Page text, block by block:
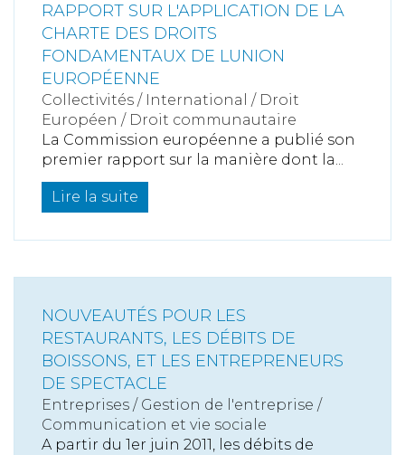
RAPPORT SUR L'APPLICATION DE LA
CHARTE DES DROITS
FONDAMENTAUX DE LUNION
EUROPÉENNE
Collectivités / International / Droit
Européen / Droit communautaire
La Commission européenne a publié son
premier rapport sur la manière dont la...
Lire la suite
NOUVEAUTÉS POUR LES
RESTAURANTS, LES DÉBITS DE
BOISSONS, ET LES ENTREPRENEURS
DE SPECTACLE
Entreprises / Gestion de l'entreprise /
Communication et vie sociale
A partir du 1er juin 2011, les débits de